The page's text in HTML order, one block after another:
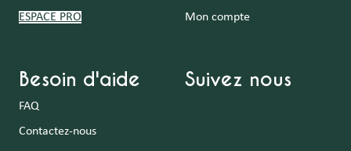
ESPACE PRO
Mon compte
Besoin d'aide
FAQ
Contactez-nous
Suivez nous